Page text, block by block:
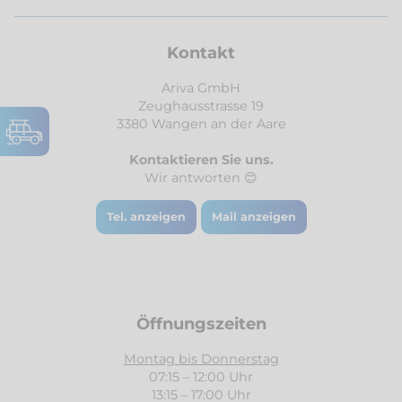
Kontakt
Ariva GmbH
Zeughausstrasse 19
3380 Wangen an der Aare
Kontaktieren Sie uns.
Wir antworten 😊
Tel. anzeigen Mail anzeigen
Öffnungszeiten
Montag bis Donnerstag
07:15 – 12:00 Uhr
13:15 – 17:00 Uhr